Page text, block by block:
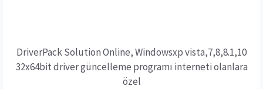
DriverPack Solution Online, Windowsxp vista,7,8,8.1,10
32x64bit driver güncelleme programı interneti olanlara
özel